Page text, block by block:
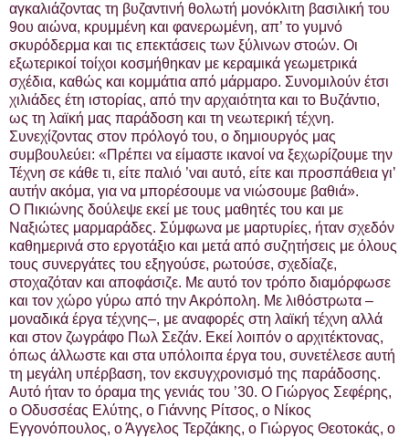
αγκαλιάζοντας τη βυζαντινή θολωτή μονόκλιτη βασιλική του
9ου αιώνα, κρυμμένη και φανερωμένη, απ’ το γυμνό
σκυρόδερμα και τις επεκτάσεις των ξύλινων στοών. Οι
εξωτερικοί τοίχοι κοσμήθηκαν με κεραμικά γεωμετρικά
σχέδια, καθώς και κομμάτια από μάρμαρο. Συνομιλούν έτσι
χιλιάδες έτη ιστορίας, από την αρχαιότητα και το Βυζάντιο,
ως τη λαϊκή μας παράδοση και τη νεωτερική τέχνη.
Συνεχίζοντας στον πρόλογό του, ο δημιουργός μας
συμβουλεύει: «Πρέπει να είμαστε ικανοί να ξεχωρίζουμε την
Τέχνη σε κάθε τι, είτε παλιό ’ναι αυτό, είτε και προσπάθεια γι’
αυτήν ακόμα, για να μπορέσουμε να νιώσουμε βαθιά».
Ο Πικιώνης δούλεψε εκεί με τους μαθητές του και με
Ναξιώτες μαρμαράδες. Σύμφωνα με μαρτυρίες, ήταν σχεδόν
καθημερινά στο εργοτάξιο και μετά από συζητήσεις με όλους
τους συνεργάτες του εξηγούσε, ρωτούσε, σχεδίαζε,
στοχαζόταν και αποφάσιζε. Με αυτό τον τρόπο διαμόρφωσε
και τον χώρο γύρω από την Ακρόπολη. Με λιθόστρωτα –
μοναδικά έργα τέχνης–, με αναφορές στη λαϊκή τέχνη αλλά
και στον ζωγράφο Πωλ Σεζάν. Εκεί λοιπόν ο αρχιτέκτονας,
όπως άλλωστε και στα υπόλοιπα έργα του, συνετέλεσε αυτή
τη μεγάλη υπέρβαση, τον εκσυγχρονισμό της παράδοσης.
Αυτό ήταν το όραμα της γενιάς του ’30. Ο Γιώργος Σεφέρης,
ο Οδυσσέας Ελύτης, ο Γιάννης Ρίτσος, ο Νίκος
Εγγονόπουλος, ο Άγγελος Τερζάκης, ο Γιώργος Θεοτοκάς, ο